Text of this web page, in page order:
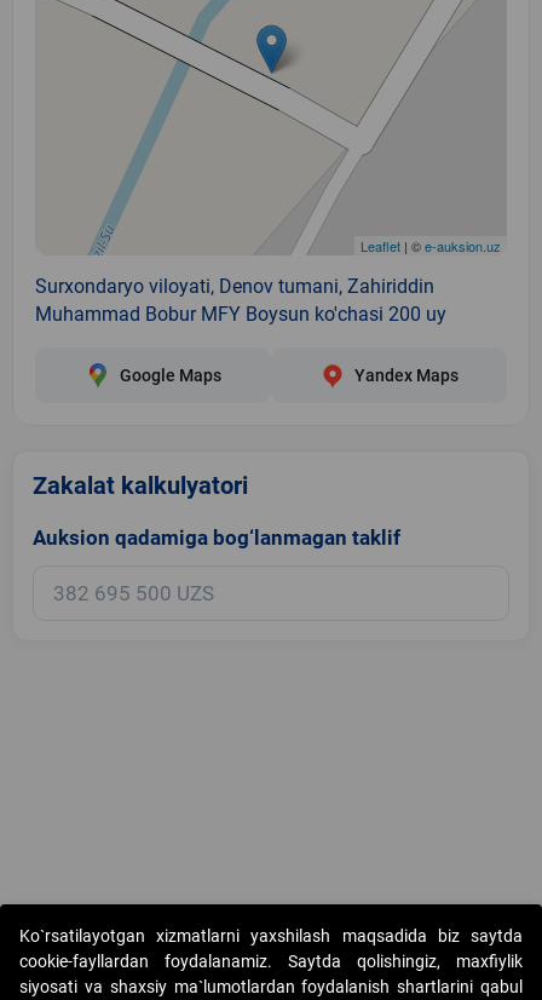
Leaflet | ©e-auksion.uz
Surxondaryo viloyati, Denov tumani, Zahiriddin
Muhammad Bobur MFY Boysun ko'chasi 200 uy
Google Maps Yandex Maps
Zakalat kalkulyatori
Auksion qadamiga bog‘lanmagan taklif
Copyright © 2017-2026. "Elektron onlayn-auksionlarni tashkil etish"
AJ. Barcha huquqlar himoyalangan
Ko`rsatilayotgan xizmatlarni yaxshilash maqsadida biz saytda
cookie-fayllardan foydalanamiz. Saytda qolishingiz, maxfiylik
siyosati va shaxsiy ma`lumotlardan foydalanish shartlarini qabul